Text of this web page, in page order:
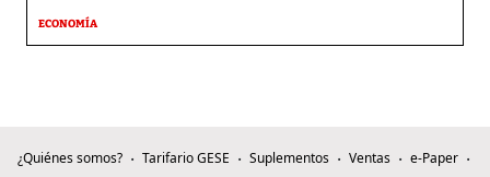
ECONOMÍA
¿Quiénes somos? Tarifario GESE Suplementos Ventas
e-Paper